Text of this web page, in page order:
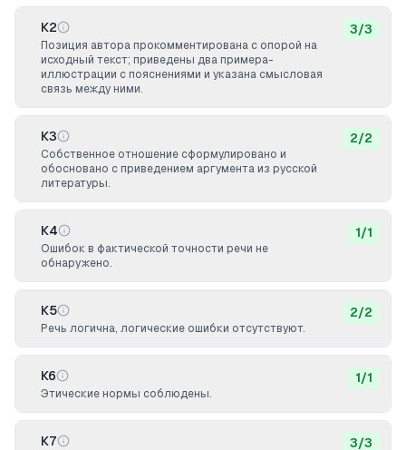
К2
Позиция автора прокомментирована с опорой на
исходный текст; приведены два примера-
иллюстрации с пояснениями и указана смысловая
связь между ними.
3/3
К3
Собственное отношение сформулировано и
обосновано с приведением аргумента из русской
литературы.
2/2
К4
Ошибок в фактической точности речи не
обнаружено.
1/1
К5
Речь логична, логические ошибки отсутствуют.
2/2
К6
Этические нормы соблюдены.
1/1
К7 3/3